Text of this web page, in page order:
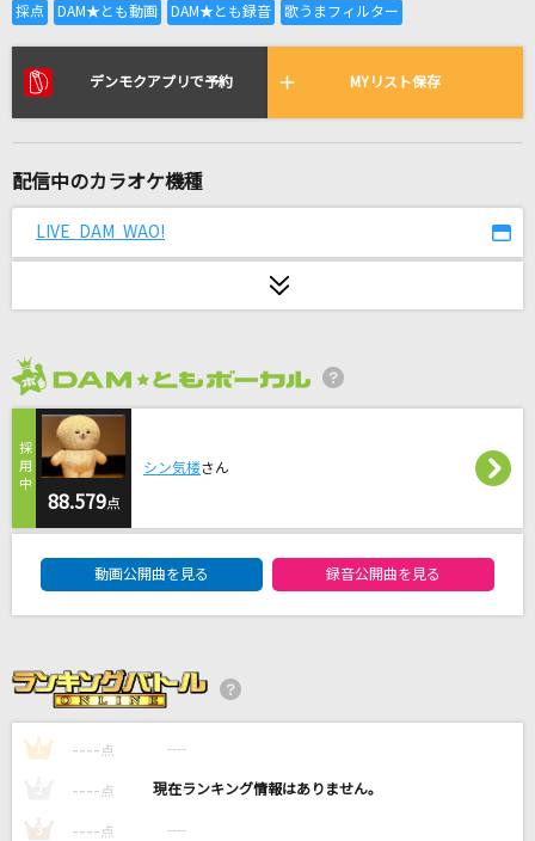
リアルタイムで歌われている曲の一覧
栄光の男
Love so sweet
嵐(アラシ)
[生音]幸せ
back number
[生音]夢一夜
南こうせつ
ダンボールの神様
MADAO(立木文彦)
AK-69
[生音]ツキミソウ
マリーゴールド
デンモクアプリで予約 MYリスト保存
配信中のカラオケ機種
LIVE DAM WAO!
88.579点
シン気楼さん
動画公開曲を見る 録音公開曲を見る
1 ---- 点 ----
---- 点 ----
3 ---- 点 ----